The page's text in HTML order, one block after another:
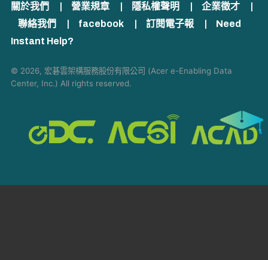
關於我們 營業規章 隱私權聲明 企業徵才
聯絡我們
facebook 訂閱電子報
Need
Instant Help?
© 2026, 宏碁雲架構服務股份有限公司 (Acer e-Enabling Data
Center, Inc.) All rights reserved.